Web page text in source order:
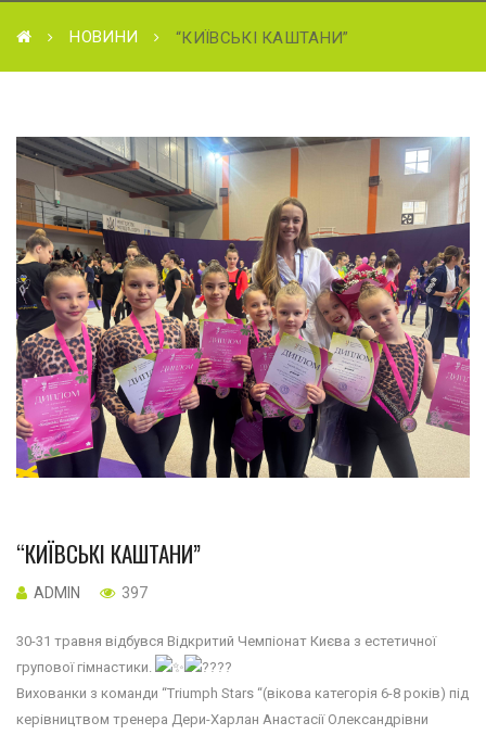
НОВИНИ “КИЇВСЬКІ КАШТАНИ”
“КИЇВСЬКІ КАШТАНИ”
ADMIN 397
30-31 травня відбувся Відкритий Чемпіонат Києва з естетичної
групової гімнастики.
Вихованки з команди “Triumph Stars “(вікова категорія 6-8 років) під
керівництвом тренера Дери-Харлан Анастасії Олександрівни